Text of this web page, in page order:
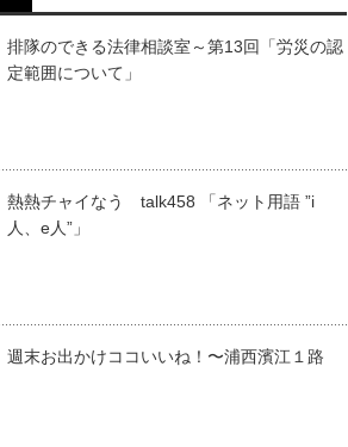
排隊のできる法律相談室～第13回「労災の認
定範囲について」
熱熱チャイなう talk458 「ネット用語 ”i
人、e人”」
週末お出かけココいいね！〜浦西濱江１路